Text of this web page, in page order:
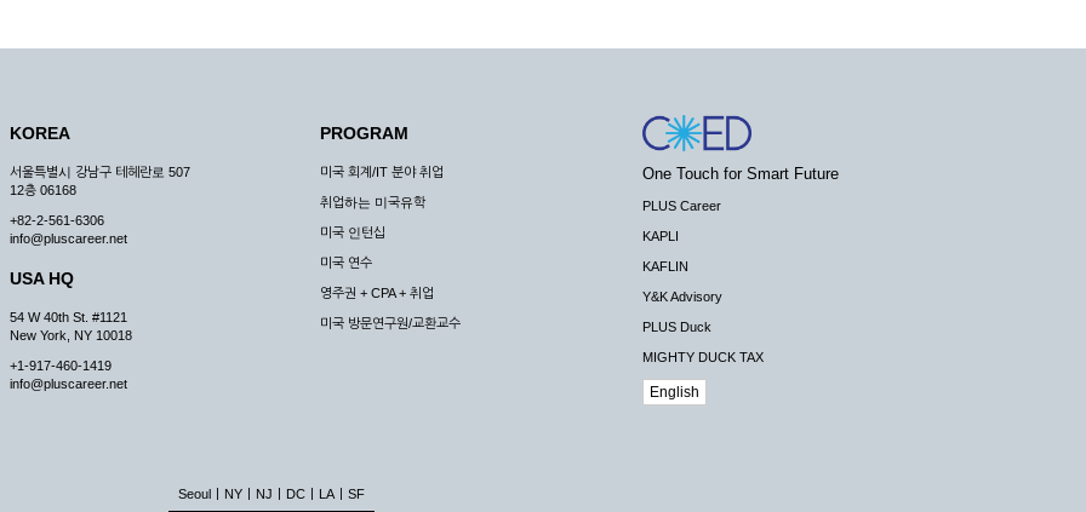
KOREA
서울특별시 강남구 테헤란로 507
12층 06168
+82-2-561-6306
info@pluscareer.net
USA HQ
54 W 40th St. #1121
New York, NY 10018
+1-917-460-1419
info@pluscareer.net
PROGRAM
미국 회계/IT 분야 취업
취업하는 미국유학
미국 인턴십
미국 연수
영주권 + CPA + 취업
미국 방문연구원/교환교수
One Touch for Smart Future
PLUS Career
KAPLI
KAFLIN
Y&K Advisory
PLUS Duck
MIGHTY DUCK TAX
English
Seoul NY NJ DC LA SF